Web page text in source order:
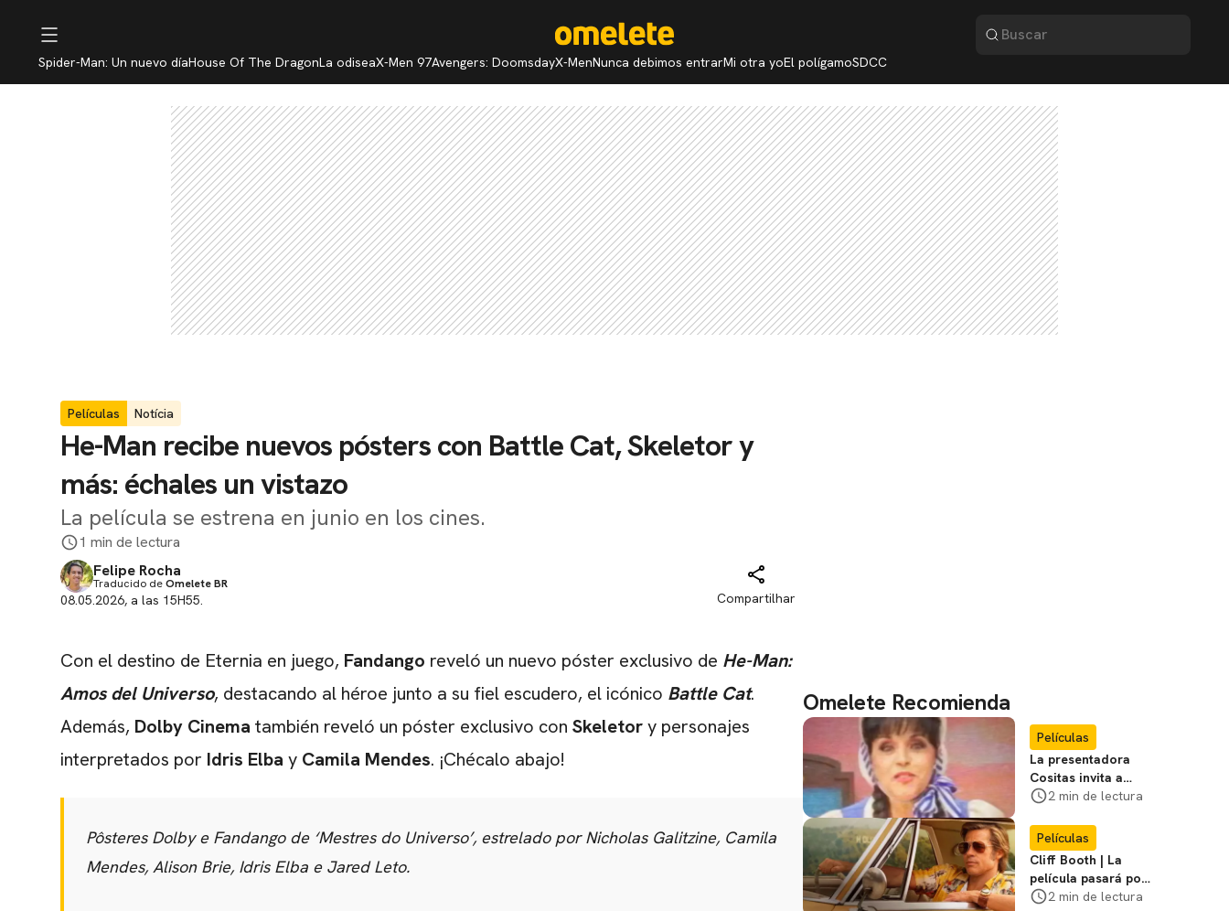
Spider-Man: Un nuevo díaHouse Of The DragonLa odiseaX-Men 97Avengers: DoomsdayX-MenNunca debimos entrarMi otra yoEl polígamoSDCC
Películas Notícia
He-Man recibe nuevos pósters con Battle Cat, Skeletor y
más: échales un vistazo
La película se estrena en junio en los cines.
1 min de lectura
Felipe Rocha
Traducido deOmelete BR
08.05.2026, a las 15H55. Compartilhar
Con el destino de Eternia en juego, Fandango reveló un nuevo póster exclusivo de He-Man:
Amos del Universo, destacando al héroe junto a su fiel escudero, el icónico Battle Cat.
Además, Dolby Cinema también reveló un póster exclusivo con Skeletory personajes
interpretados por Idris Elba y Camila Mendes. ¡Chécalo abajo!
Pôsteres Dolby e Fandango de ‘Mestres do Universo’, estrelado por Nicholas Galitzine, Camila
Mendes, Alison Brie, Idris Elba e Jared Leto.
Omelete Recomienda
Películas
La presentadora
Cositas invita a
visitar el
Miasma
2 min de lectura
Películas
Cliff Booth | La
película pasará por
nuevas filmaciones
2 min de lectura